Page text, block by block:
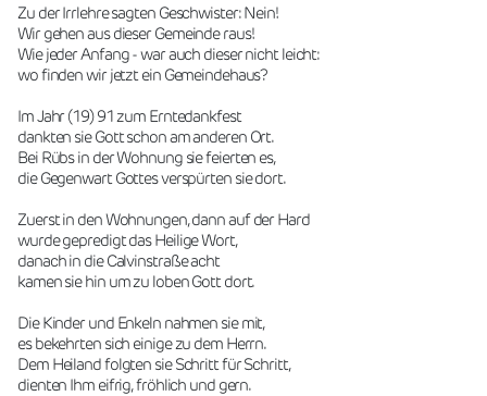
Zu der Irrlehre sagten Geschwister: Nein!
Wir gehen aus dieser Gemeinde raus!
Wie jeder Anfang - war auch dieser nicht leicht:
wo finden wir jetzt ein Gemeindehaus?
Im Jahr (19) 91 zum Erntedankfest
dankten sie Gott schon am anderen Ort.
Bei Rübs in der Wohnung sie feierten es,
die Gegenwart Gottes verspürten sie dort.
Zuerst in den Wohnungen, dann auf der Hard
wurde gepredigt das Heilige Wort,
danach in die Calvinstraße acht
kamen sie hin um zu loben Gott dort.
Die Kinder und Enkeln nahmen sie mit,
es bekehrten sich einige zu dem Herrn.
Dem Heiland folgten sie Schritt für Schritt,
dienten Ihm eifrig, fröhlich und gern.